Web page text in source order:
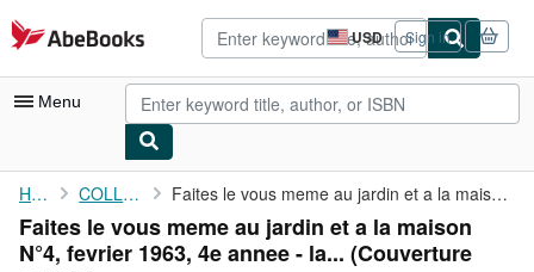
Skip to main content
AbeBooks.com USD
Site
shopping
preferences
Sign in
Menu
My Account
My Purchases
Home COLLECTIF Faites le vous meme au jardin et a la maison N°4, fevrier 1963, ...
Faites le vous meme au jardin et a la maison
N°4, fevrier 1963, 4e annee - la... (Couverture